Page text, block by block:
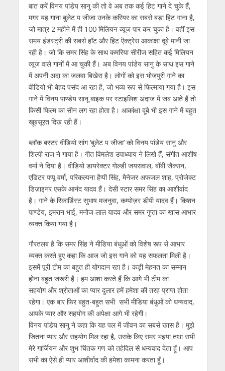
बात करें विनय पांडेय सानु की तो वे अब तक कई हिट गाने दे चुके हैं,
मगर यह गाना बुलेट प जीजा उनके करियर का सबसे बड़ा हिट गाना है,
जो मात्र 2 महीने में ही 100 मिलियन व्यूज पार कर चुका है। वहीं इस
समय इंडस्ट्री की सबसे हॉट और हिट ऎक्ट्रेस आकांक्षा दूबे मानी जा
रही है। जो कि समर सिंह के साथ कमरिया सीरीज सहित कई मिलियन
व्यूज वाले गानों में आ चुकी हैं। अब विनय पांडेय सानु के साथ इस गाने
में अपनी अदा का जलवा बिखेरा है। लोगों को इस भोजपुरी गाने का
वीडियो भी बेहद पसंद आ रहा है, जो भव्य रूप से फिल्माया गया है। इस
गाने में विनय पाण्डेय सानू बाइक पर स्टाइलिश अंदाज में जब आते हैं तो
किसी फिल्म का सीन लग रहा होता है। आकांक्षा दूबे भी इस गाने में बहुत
खूबसूरत दिख रही हैं।
ब्लॉक बस्टर वीडियो सांग ‘बुलेट प जीजा’ को विनय पांडेय सानु और
शिल्पी राज ने गाया है। गीत विमलेश उपाध्याय ने लिखे हैं, संगीत आशीष
वर्मा ने दिया है। वीडियो डायरेक्टर गोल्डी जयसवाल, बॉबी जैक्सन,
एडिटर पप्पू वर्मा, परिकल्पना हैप्पी सिंह, मैनेजर अफजल शाह, प्रोजेक्ट
डिज़ाइनर एसके आनंद यादव हैं। देसी स्टार समर सिंह का आशीर्वाद
है। गाने के रिकार्डिस्ट सुभाष मजनुवा, कम्पोज़र डीपी यादव हैं। किशन
पाण्डेय, इमरान भाई, मनोज लाल यादव और समर गुप्ता का खास आभार
व्यक्त किया गया है।
गौरतलब है कि समर सिंह ने मीडिया बंधुओं को विशेष रूप से आभार
व्यक्त करते हुए कहा कि आज जो इस गाने को यह सफलता मिली है।
इसमें पूरी टीम का बहुत ही योगदान रहा है। कड़ी मेहनत का सम्मान
होना बहुत जरूरी है। हम आशा करते हैं कि आगे भी टीम का
सहयोग और श्रोताओं का प्यार दुलार हमें हमेशा की तरह प्राप्त होता
रहेगा। एक बार फिर बहुत-बहुत सभी सभी मीडिया बंधुओं को धन्यवाद,
आपके प्यार और सहयोग की अपेक्षा आगे भी रहेगी।
विनय पांडेय सानु ने कहा कि यह पल में जीवन का सबसे खास है। मुझे
जितना प्यार और सहयोग मिल रहा है, उसके लिए समर भइया तथा सभी
मेरे गार्जियन और शुभ चिंतक गण को तहेदिल से धन्यवाद देता हूँ। आप
सभी का ऐसे ही प्यार आशीर्वाद की हमेशा कामना करता हूँ।